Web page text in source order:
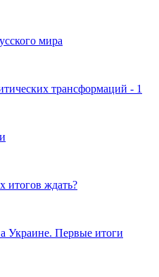
мира
трансформаций - 1
итогов ждать?
Украине. Первые итоги